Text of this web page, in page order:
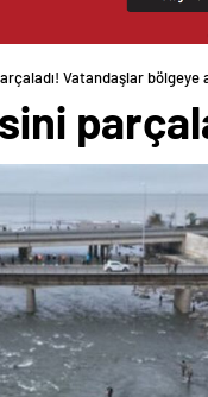
Vatandaşlar bölgeye